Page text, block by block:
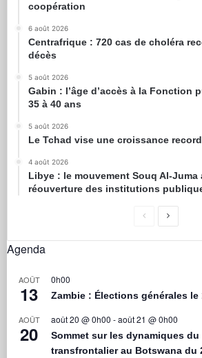
coopération
6 août 2026
Centrafrique : 720 cas de choléra
décès
5 août 2026
Gabin : l’âge d’accès à la Fonction
35 à 40 ans
5 août 2026
Le Tchad vise une croissance record
4 août 2026
Libye : le mouvement Souq Al-Juma
réouverture des institutions
Agenda
AOÛT
13
0h00
Zambie : Élections générales le
AOÛT
20
août 20 @ 0h00 -août 21 @ 0h00
Sommet sur les dynamiques du
transfrontalier au Botswana du